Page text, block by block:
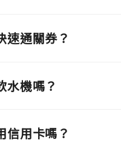
速通關券？
水機嗎？
信用卡嗎？